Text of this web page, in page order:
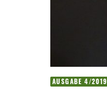
AUSGABE 4/2019